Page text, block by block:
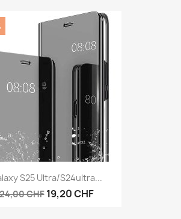
S25 Ultra/S24ultra...
CHF 19,20 CHF